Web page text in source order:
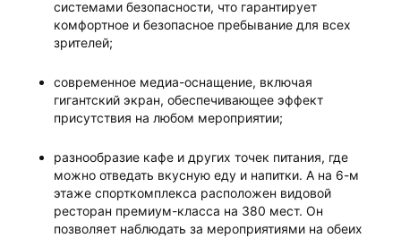
системами безопасности, что гарантирует
комфортное и безопасное пребывание для всех
зрителей;
современное медиа-оснащение, включая
гигантский экран, обеспечивающее эффект
присутствия на любом мероприятии;
разнообразие кафе и других точек питания, где
можно отведать вкусную еду и напитки. А на 6-м
этаже спорткомплекса расположен видовой
ресторан премиум-класса на 380 мест. Он
позволяет наблюдать за мероприятиями на обеих